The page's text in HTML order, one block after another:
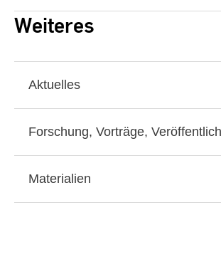
Weiteres
Aktuelles
Forschung, Vorträge,
Materialien